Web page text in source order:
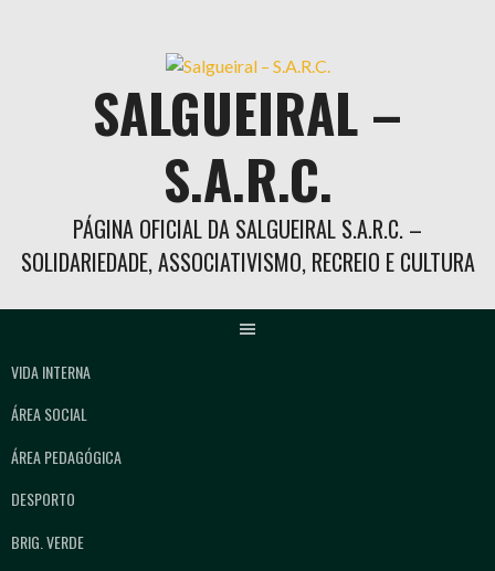
SALGUEIRAL –
S.A.R.C.
PÁGINA OFICIAL DA SALGUEIRAL S.A.R.C. –
SOLIDARIEDADE, ASSOCIATIVISMO, RECREIO E CULTURA
VIDA INTERNA
ÁREA SOCIAL
ÁREA PEDAGÓGICA
DESPORTO
BRIG. VERDE